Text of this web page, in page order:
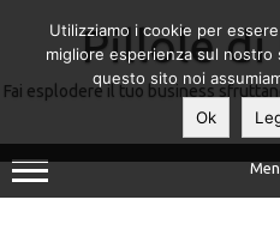
Pillole di
Fai esplodere il tuo business
Utilizziamo i cookie per
migliore esperienza sul
questo sito noi
Ok